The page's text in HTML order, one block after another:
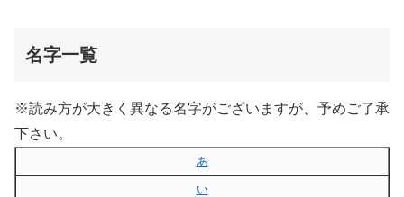
名字一覧
※読み方が大きく異なる名字がございますが、予めご了承
下さい。
あ
い